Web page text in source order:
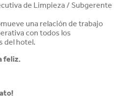
de Limpieza / Subgerente
una relación de trabajo
con todos los
del hotel.
feliz.